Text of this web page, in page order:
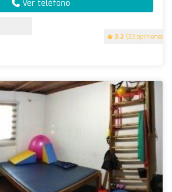
3.2 (33 opiniones)
Ver teléfono